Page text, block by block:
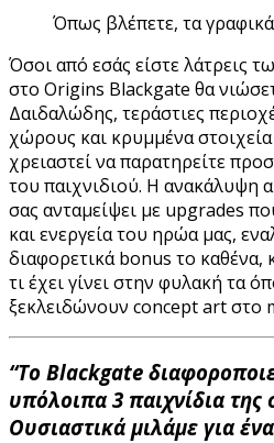
Όπως βλέπετε, τα
Όσοι από εσάς είστε λάτρεις
στο Origins Blackgate θα
Δαιδαλώδης, τεράστιες
χώρους και κρυμμένα
χρειαστεί να παρατηρείτε
του παιχνιδιού. Η ανακάλυψη
σας ανταμείψει με upgrades
και ενεργεία του ηρώα μας,
διαφορετικά bonus το καθένα,
τι έχει γίνει στην φυλακή τα
ξεκλειδώνουν concept art στο
“To Blackgate
υπόλοιπα 3 παιχνίδια της
Ουσιαστικά μιλάμε για